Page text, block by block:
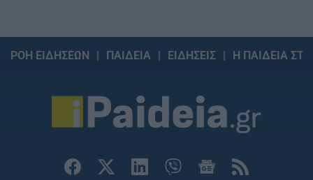
ΡΟΗ ΕΙΔΗΣΕΩΝ ΠΑΙΔΕΙΑ ΕΙΔΗΣΕΙΣ Η ΠΑΙΔΕΙΑ